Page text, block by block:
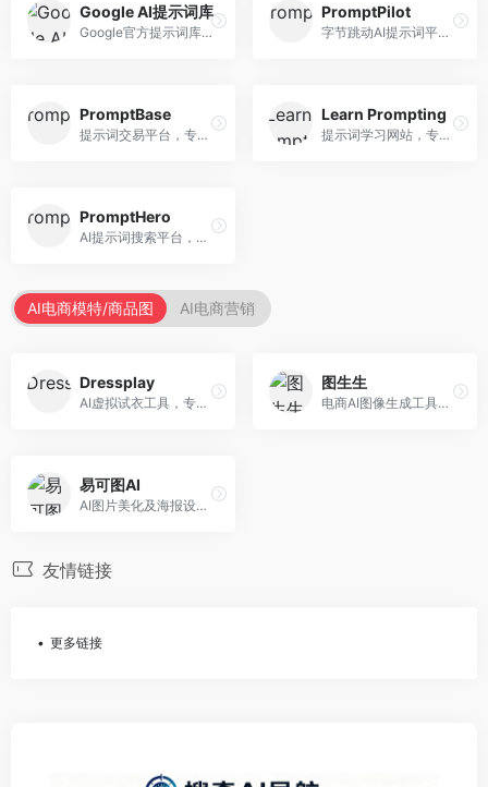
Google AI提示词库
Google官方提示词库，专注于Gemini模型优化。面向开发者，提供官方提示词指南、最佳实践、示例代码等资源，权威性强。
PromptPilot
字节跳动AI提示词平台，专注于提示词优化与管理。面向AI用户，提供提示词优化、效果测试、团队协作等服务，企业级功能完善。
PromptBase
提示词交易平台，专注于高质量提示词买卖。面向AI创作者，提供提示词交易、模板购买、创作者收益等服务，提示词质量高。
Learn Prompting
提示词学习网站，专注于提示词工程教育。面向AI学习者，提供提示词教程、最佳实践、案例研究等资源，教学内容系统。
PromptHero
AI提示词搜索平台，整合多种AI工具提示词资源。面向AI创作者，提供提示词搜索、模板库、社区分享等服务，提示词资源丰富。
AI电商模特/商品图 AI电商营销
Dressplay
AI虚拟试衣工具，专注于服装电商体验。面向服装电商，提供虚拟试穿、尺码推荐、穿搭建议等服务，试衣体验真实。
图生生
电商AI图像生成工具，专注于商品图创作。面向电商卖家，提供商品图生成、背景替换、批量处理等服务，商品图质量高。
易可图AI
AI图片美化及海报设计平台，专注于电商视觉设计。面向电商卖家，提供图片美化、海报设计、营销素材等服务，设计效率高。
友情链接
更多链接